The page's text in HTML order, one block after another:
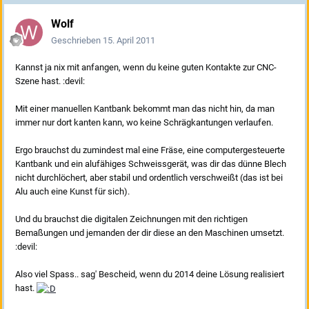
Wolf
Geschrieben 15. April 2011
Kannst ja nix mit anfangen, wenn du keine guten Kontakte zur CNC-
Szene hast. :devil:
Mit einer manuellen Kantbank bekommt man das nicht hin, da man
immer nur dort kanten kann, wo keine Schrägkantungen verlaufen.
Ergo brauchst du zumindest mal eine Fräse, eine computergesteuerte
Kantbank und ein alufähiges Schweissgerät, was dir das dünne Blech
nicht durchlöchert, aber stabil und ordentlich verschweißt (das ist bei
Alu auch eine Kunst für sich).
Und du brauchst die digitalen Zeichnungen mit den richtigen
Bemaßungen und jemanden der dir diese an den Maschinen umsetzt.
:devil:
Also viel Spass.. sag' Bescheid, wenn du 2014 deine Lösung realisiert
hast.